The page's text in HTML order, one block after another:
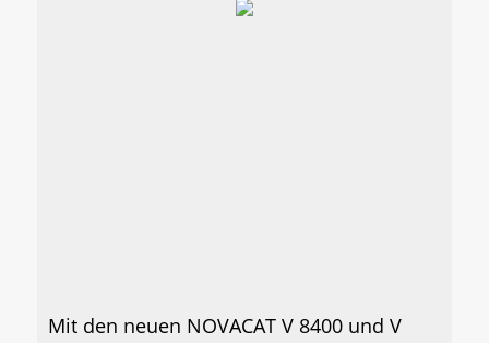
Mit den neuen NOVACAT V 8400 und V